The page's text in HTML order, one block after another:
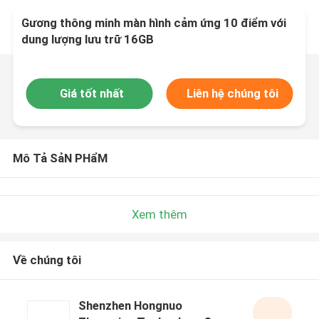
Gương thông minh màn hình cảm ứng 10 điểm với
dung lượng lưu trữ 16GB
Giá tốt nhất Liên hệ chúng tôi
Mô Tả SảN PHẩM
Xem thêm
Về chúng tôi
Shenzhen Hongnuo